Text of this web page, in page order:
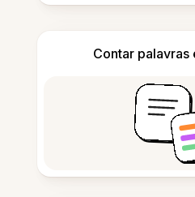
Contar palavras